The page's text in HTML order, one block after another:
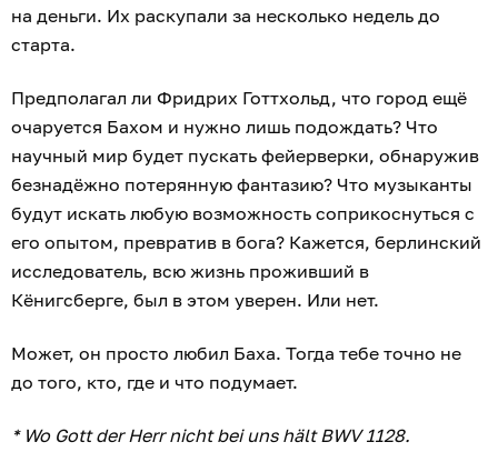
на деньги. Их раскупали за несколько недель до
старта.
Предполагал ли Фридрих Готтхольд, что город ещё
очаруется Бахом и нужно лишь подождать? Что
научный мир будет пускать фейерверки, обнаружив
безнадёжно потерянную фантазию? Что музыканты
будут искать любую возможность соприкоснуться с
его опытом, превратив в бога? Кажется, берлинский
исследователь, всю жизнь проживший в
Кёнигсберге, был в этом уверен. Или нет.
Может, он просто любил Баха. Тогда тебе точно не
до того, кто, где и что подумает.
* Wo Gott der Herr nicht bei uns hält BWV 1128.